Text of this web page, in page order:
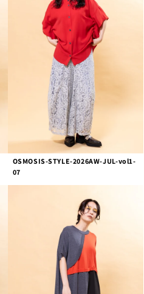
OSMOSIS-STYLE-2026AW-JUL-vol1-
07